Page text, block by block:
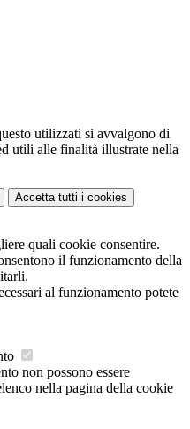
utilizzati si avvalgono di
utili alle finalità illustrate nella
Accetta tutti i cookies
quali cookie consentire.
il funzionamento della
al funzionamento potete
non possono essere
nella pagina della cookie